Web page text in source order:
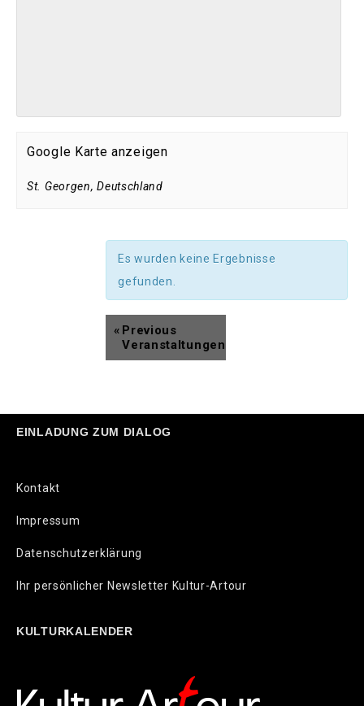
Google Karte anzeigen
St. Georgen, Deutschland
Es wurden keine Ergebnisse
gefunden.
« Previous
Veranstaltungen
EINLADUNG ZUM DIALOG
Kontakt
Impressum
Datenschutzerklärung
Ihr persönlicher Newsletter Kultur-Artour
KULTURKALENDER